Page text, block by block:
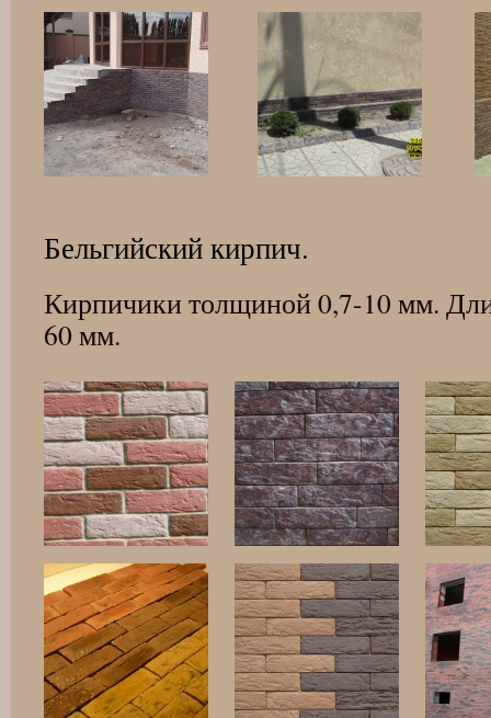
Бельгийский кирпич.
Кирпичики толщиной 0,7-10 мм.
60 мм.